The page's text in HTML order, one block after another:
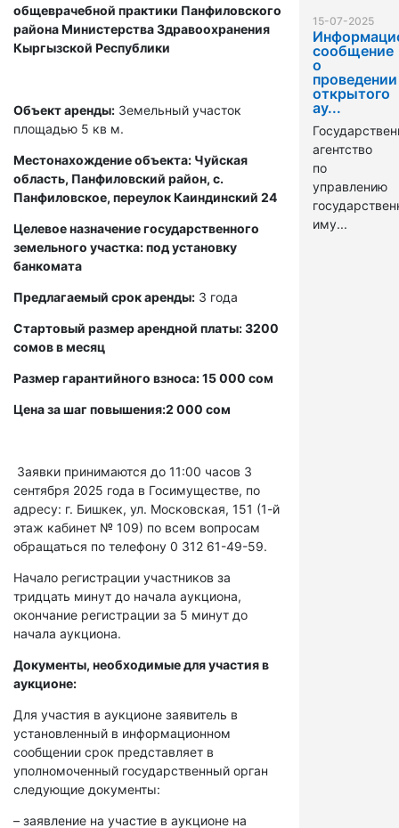
общеврачебной практики Панфиловского
района Министерства Здравоохранения
Кыргызской Республики
Объект аренды: Земельный участок
площадью 5 кв м.
Местонахождение объекта: Чуйская
область, Панфиловский район, с.
Панфиловское, переулок Каиндинский 24
Целевое назначение государственного
земельного участка: под установку
банкомата
Предлагаемый срок аренды: 3 года
Стартовый размер арендной платы: 3200
сомов в месяц
Размер гарантийного взноса: 15 000 сом
Цена за шаг повышения:2 000 сом
Заявки принимаются до 11:00 часов 3
сентября 2025 года в Госимуществе, по
адресу: г. Бишкек, ул. Московская, 151 (1-й
этаж кабинет № 109) по всем вопросам
обращаться по телефону 0 312 61-49-59.
Начало регистрации участников за
тридцать минут до начала аукциона,
окончание регистрации за 5 минут до
начала аукциона.
Документы, необходимые для участия в
аукционе:
Для участия в аукционе заявитель в
установленный в информационном
сообщении срок представляет в
уполномоченный государственный орган
следующие документы:
– заявление на участие в аукционе на
15-07-2025
сообщение
о
проведении
открытого
ау...
агентство
по
управлению
иму...